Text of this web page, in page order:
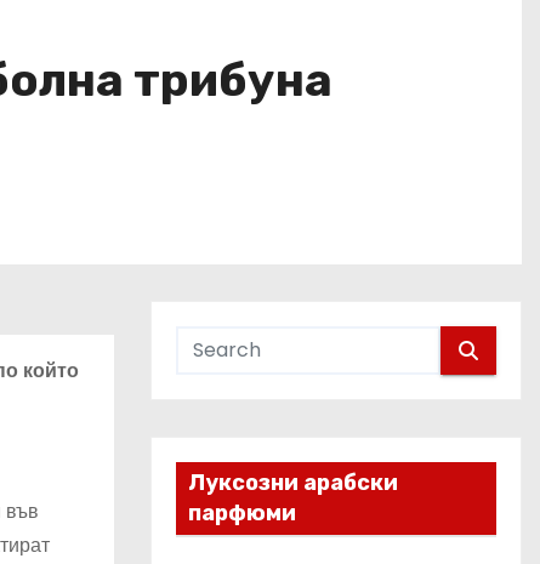
трибуна
който
във
Луксозни арабски
парфюми